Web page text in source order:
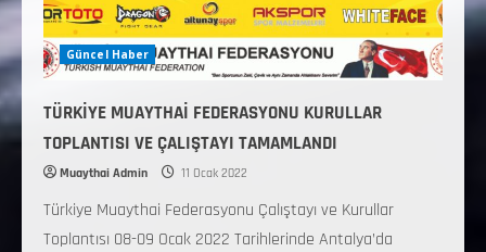
Güncel Haber
TÜRKİYE MUAYTHAİ FEDERASYONU KURULLAR
TOPLANTISI VE ÇALIŞTAYI TAMAMLANDI
Muaythai Admin 11 Ocak 2022
Türkiye Muaythai Federasyonu Çalıştayı ve Kurullar
Toplantısı 08-09 Ocak 2022 Tarihlerinde Antalya’da